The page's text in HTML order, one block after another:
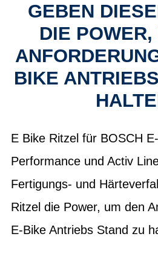
GEBEN
DIE
BIKE
E Bike Ritzel für BOSCH
Performance und Activ
Fertigungs- und
Ritzel die Power, um den
E-Bike Antriebs Stand zu